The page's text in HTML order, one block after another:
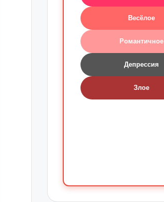
Весёлое
Романтичное
Депрессия
Злое